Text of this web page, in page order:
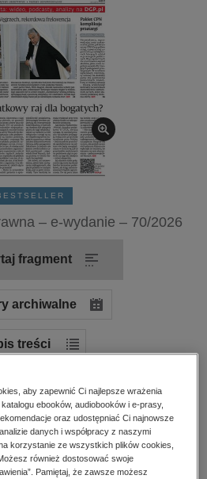
technologie, informatyka
kultura
informacyjne
fragment
– e-wydanie – 70/2026
archiwalne
treści
Oceń produkt
PDF EPUB MOBI
online PDF
aby zapewnić Ci najlepsze wrażenia
ebooków, audiobooków i e-prasy,
oraz udostępniać Ci najnowsze
danych i współpracy z naszymi
korzystanie ze wszystkich plików cookies,
również dostosować swoje
Pamiętaj, że zawsze możesz